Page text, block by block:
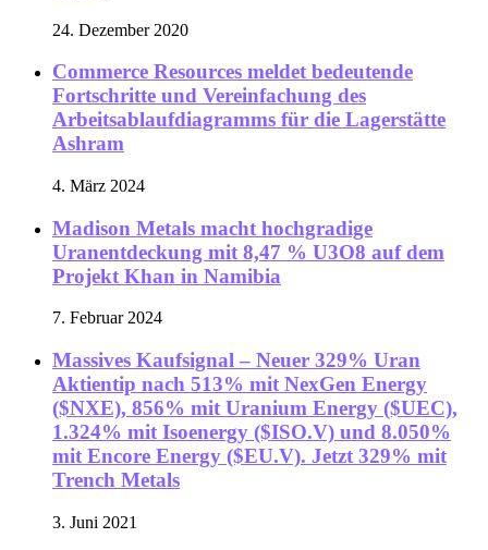
24. Dezember 2020
Commerce Resources meldet bedeutende
Fortschritte und Vereinfachung des
Arbeitsablaufdiagramms für die Lagerstätte
Ashram
4. März 2024
Madison Metals macht hochgradige
Uranentdeckung mit 8,47 % U3O8 auf dem
Projekt Khan in Namibia
7. Februar 2024
Massives Kaufsignal – Neuer 329% Uran
Aktientip nach 513% mit NexGen Energy
($NXE), 856% mit Uranium Energy ($UEC),
1.324% mit Isoenergy ($ISO.V) und 8.050%
mit Encore Energy ($EU.V). Jetzt 329% mit
Trench Metals
3. Juni 2021